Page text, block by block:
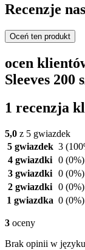
Recenzje
Oceń ten produkt
ocen
Sleeves 200
1 recenzja
5,0 z 5 gwiazdek
5 gwiazdek 3
4 gwiazdki 0 (0%)
3 gwiazdki 0 (0%)
2 gwiazdki 0 (0%)
1 gwiazdka 0 (0%)
3 oceny
Brak opinii w